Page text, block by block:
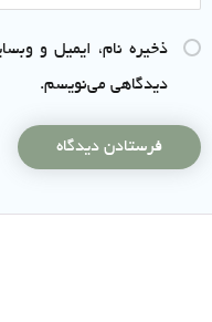
ذخیره نام، ایمیل و
دیدگاهی می‌نویسم.